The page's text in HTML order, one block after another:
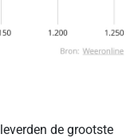
leverden de grootste